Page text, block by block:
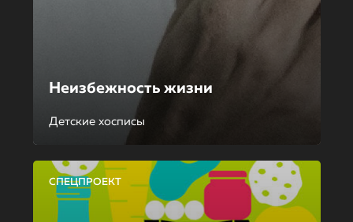
Неизбежность жизни
Детские хосписы
СПЕЦПРОЕКТ